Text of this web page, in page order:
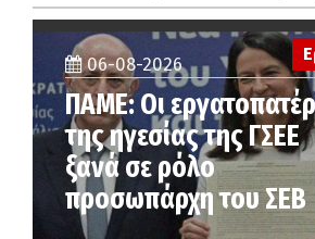
06-08-2026
ΠΑΜΕ: Οι
της ηγεσίας της ΓΣΕΕ
ξανά σε ρόλο
προσωπάρχη του ΣΕΒ